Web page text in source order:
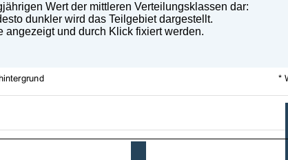
Wert der mittleren Verteilungsklassen dar:
dunkler wird das Teilgebiet dargestellt.
angezeigt und durch Klick fixiert werden.